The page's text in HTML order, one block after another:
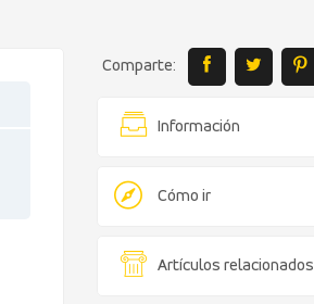
Comparte:
Información
Cómo ir
Artículos relacionados